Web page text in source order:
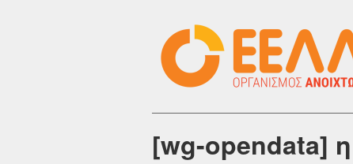
[wg-opendata]